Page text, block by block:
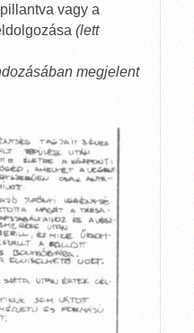
vagy a
(lett
megjelent